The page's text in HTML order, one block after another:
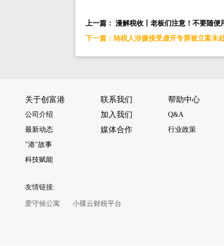
上一篇： 漫解税收丨老板们注意！不要随便
下一篇：纳税人涉嫌接受虚开专票被立案未
关于创富港
公司介绍
最新动态
"港"故事
科技赋能
联系我们
加入我们
媒体合作
帮助中心
Q&A
行业政策
友情链接:
爱守候公寓 小碟云财税平台